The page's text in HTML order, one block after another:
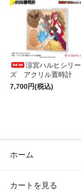
涼宮ハルヒシリー
ズ アクリル置時計
7,700円(税込)
ホーム
カートを見る